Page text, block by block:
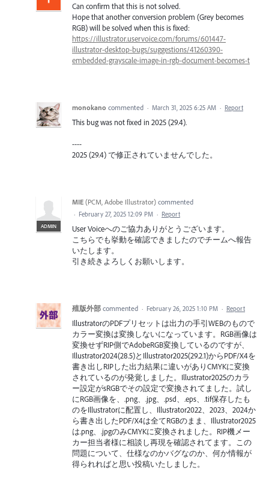
Can confirm that this is not solved.
Hope that another conversion problem (Grey becomes
RGB) will be solved when this is fixed:
https://illustrator.uservoice.com/forums/601447-
illustrator-desktop-bugs/suggestions/41260390-
embedded-grayscale-image-in-rgb-document-becomes-t
monokano commented · March 31, 2025 6:25 AM · Report
This bug was not fixed in 2025 (29.4).
----
2025 (29.4) で修正されていませんでした。
ADMIN
MIE (PCM, Adobe Illustrator) commented
· February 27, 2025 12:09 PM · Report
User Voiceへのご協力ありがとうございます。
こちらでも挙動を確認できましたのでチームへ報告
いたします。
引き続きよろしくお願いします。
殖版外部 commented · February 26, 2025 1:10 PM · Report
IllustratorのPDFプリセットは出力の手引WEBのもので
カラー変換は変換しないになっています。RGB画像は
変換せずRIP側でAdobeRGB変換しているのですが、
Illustrator2024(28.5)とIllustrator2025(29.2.1)からPDF/X4を
書き出しRIPした出力結果に違いがありCMYKに変換
されているのが発覚しました。Illustrator2025のカラ
ー設定がsRGBでその設定で変換されてました。試し
にRGB画像を、.png、.jpg、.psd、.eps、.tif保存したも
のをIllustratorに配置し、Illustrator2022、2023、2024か
ら書き出したPDF/X4は全てRGBのまま、Illustrator2025
は.png、.jpgのみCMYKに変換されました。RIP機メー
カー担当者様に相談し再現を確認されてます。この
問題について、仕様なのかバグなのか、何か情報が
得られればと思い投稿いたしました。